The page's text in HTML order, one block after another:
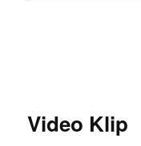
Video Klip